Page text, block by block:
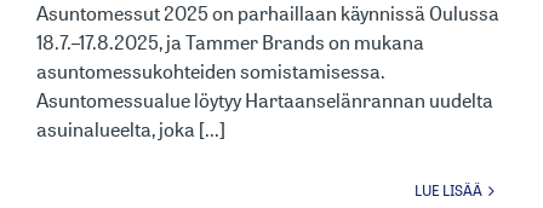
Asuntomessut 2025 on parhaillaan käynnissä Oulussa
18.7.–17.8.2025, ja Tammer Brands on mukana
asuntomessukohteiden somistamisessa.
Asuntomessualue löytyy Hartaanselänrannan uudelta
asuinalueelta, joka [...]
LUE LISÄÄ